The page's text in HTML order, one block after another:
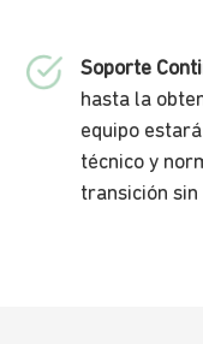
Soporte
hasta la
equipo
técnico y
transición